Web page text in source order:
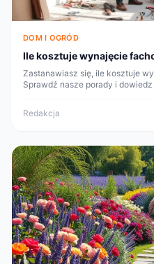
DOM I OGRÓD
Ile kosztuje wynajęcie
Zastanawiasz się, ile kosztuje
Sprawdź nasze porady i
Redakcja